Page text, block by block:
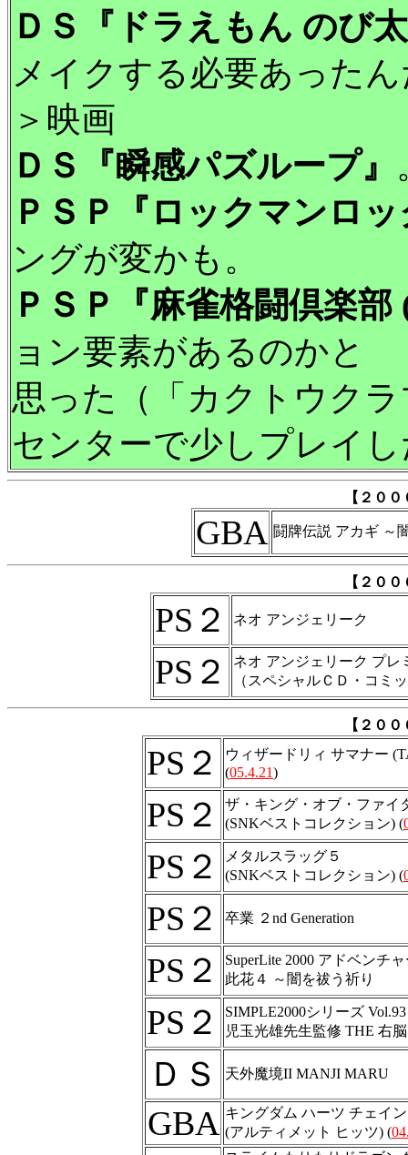
ＤＳ『ドラえもん のび
メイクする必要あった
＞映画
ＤＳ『瞬感パズループ』
ＰＳＰ『ロックマンロ
ングが変かも。
ＰＳＰ『麻雀格闘倶楽部
ョン要素があるのかと
思った（「カクトウク
センターで少しプレイ
【２０
GBA 闘牌伝説 アカギ ～
【２０
PS２ ネオ アンジェリーク
PS２
ネオ アンジェリーク プレ
（スペシャルＣＤ・コミ
【２０
PS２
ウィザードリィ サマナー
(05.4.21)
PS２
ザ・キング・オブ・ファイ
(SNKベストコレクション) (
PS２
メタルスラッグ５
(SNKベストコレクション) (
PS２ 卒業 ２nd Generation
PS２
SuperLite 2000 アドベンチ
此花４ ～闇を祓う祈り
PS２
SIMPLE2000シリーズ Vol.93
児玉光雄先生監修 THE 右
ＤＳ 天外魔境II MANJI MARU
GBA キングダム ハーツ チェイ
(アルティメット ヒッツ) (